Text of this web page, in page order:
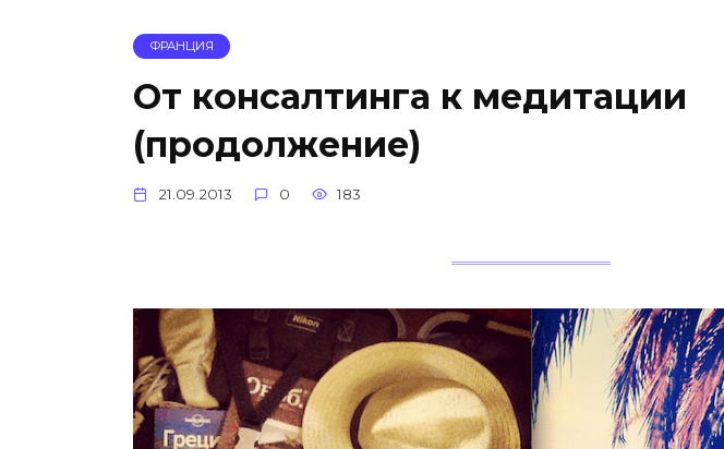
ФРАНЦИЯ
От консалтинга к медитации
(продолжение)
21.09.2013 0 183